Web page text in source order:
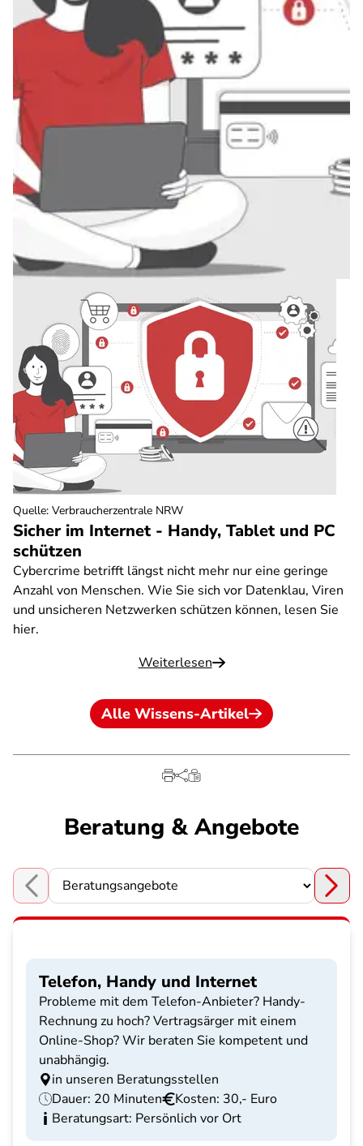
Sicher im Internet - Handy, Tablet und PC
schützen
Cybercrime betrifft längst nicht mehr nur eine geringe
Anzahl von Menschen. Wie Sie sich vor Datenklau, Viren
und unsicheren Netzwerken schützen können, lesen Sie
hier.
Weiterlesen
Quelle: Verbraucherzentrale NRW
Alle Wissens-Artikel
Beratung & Angebote
Choose a section
Telefon, Handy und Internet
Probleme mit dem Telefon-Anbieter? Handy-
Rechnung zu hoch? Vertragsärger mit einem
Online-Shop? Wir beraten Sie kompetent und
unabhängig.
in unseren Beratungsstellen
Dauer: 20 Minuten
Kosten: 30,- Euro
Beratungsart: Persönlich vor Ort